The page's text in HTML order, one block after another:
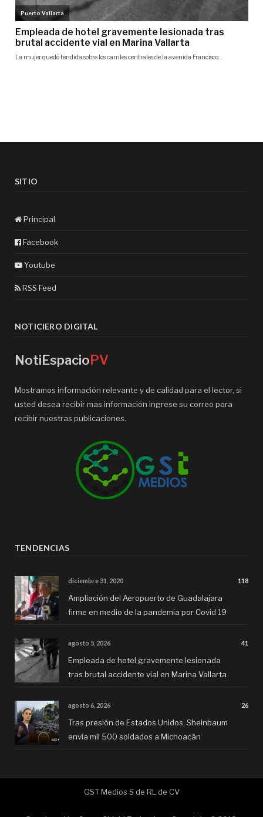
SITIO
Principal
Facebook
Youtube
RSS Feed
NOTICIERO DIGITAL
NotiEspacioPV
Mostramos información relevante y de calidad para el lector, si
usted desea recibir mas información ingrese su correo para
recibir nuestras publicaciones.
TENDENCIAS
diciembre 31, 2020 118
Ampliación del Aeropuerto de Guadalajara
firme en medio de la pandemia por Covid 19
agosto 5, 2026 41
Empleada de hotel gravemente lesionada
tras brutal accidente vial en Marina Vallarta
agosto 6, 2026 26
Tras presión de Estados Unidos, Sheinbaum
envía mil 500 soldados a Michoacán
GST Medios S de RL de CV